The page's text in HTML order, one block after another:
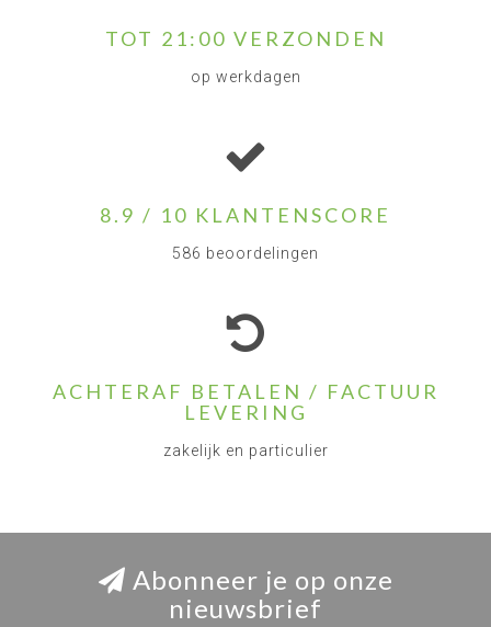
TOT 21:00 VERZONDEN
op werkdagen
8.9 / 10 KLANTENSCORE
586 beoordelingen
ACHTERAF BETALEN / FACTUUR
LEVERING
zakelijk en particulier
Abonneer je op onze
nieuwsbrief